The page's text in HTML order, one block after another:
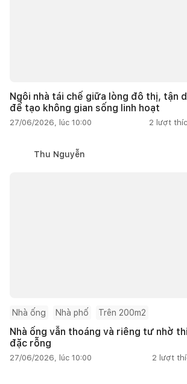
Ngôi nhà tái chế giữa lòng đô thị, tận
để tạo không gian sống linh hoạt
27/06/2026, lúc 10:00 2 lượt
Thu Nguyễn
Nhà ống Nhà phố Trên 200m2
Nhà ống vẫn thoáng và riêng tư nhờ
đặc rỗng
27/06/2026, lúc 10:00 2 lượt